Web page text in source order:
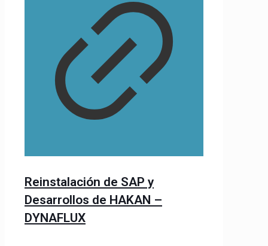
Reinstalación de SAP y
Desarrollos de HAKAN –
DYNAFLUX